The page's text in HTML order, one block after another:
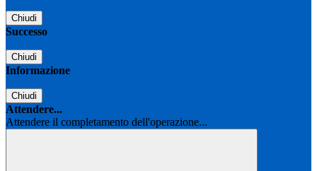
Chiudi
Successo
Chiudi
Informazione
Chiudi
Attendere...
Attendere il completamento dell'operazione...